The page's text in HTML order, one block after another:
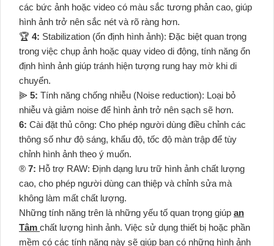
các bức ảnh hoặc video có màu sắc tương phản cao, giúp
hình ảnh trở nên sắc nét và rõ ràng hơn.
🏆 4: Stabilization (ổn định hình ảnh): Đặc biệt quan trọng
trong việc chụp ảnh hoặc quay video di động, tính năng ổn
định hình ảnh giúp tránh hiện tượng rung hay mờ khi di
chuyển.
⫸ 5: Tính năng chống nhiễu (Noise reduction): Loại bỏ
nhiễu và giảm noise để hình ảnh trở nên sạch sẽ hơn.
6: Cài đặt thủ công: Cho phép người dùng điều chỉnh các
thông số như độ sáng, khẩu độ, tốc độ màn trập để tùy
chỉnh hình ảnh theo ý muốn.
®️ 7: Hỗ trợ RAW: Định dạng lưu trữ hình ảnh chất lượng
cao, cho phép người dùng can thiệp và chỉnh sửa mà
không làm mất chất lượng.
Những tính năng trên là những yếu tố quan trọng giúp an
Tâm chất lượng hình ảnh. Việc sử dụng thiết bị hoặc phần
mềm có các tính năng này sẽ giúp bạn có những hình ảnh